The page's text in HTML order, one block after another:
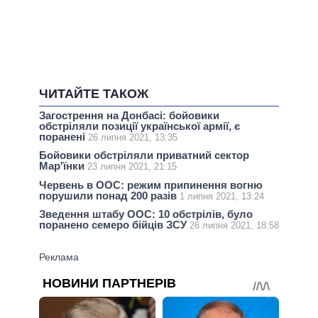
ЧИТАЙТЕ ТАКОЖ
Загострення на Донбасі: бойовики
обстріляли позиції української армії, є
поранені 26 липня 2021, 13:35
Бойовики обстріляли приватний сектор
Мар'їнки 23 липня 2021, 21:15
Червень в ООС: режим припинення вогню
порушили понад 200 разів 1 липня 2021, 13:24
Зведення штабу ООС: 10 обстрілів, було
поранено семеро бійців ЗСУ 26 липня 2021, 18:58